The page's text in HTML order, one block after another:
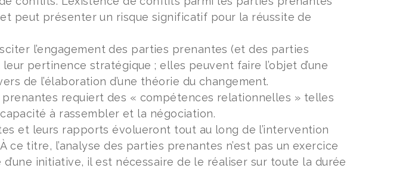
peut présenter un risque significatif pour la réussite de
l’engagement des parties prenantes (et des parties
pertinence stratégique ; elles peuvent faire l’objet d’une
de l’élaboration d’une théorie du changement.
prenantes requiert des « compétences relationnelles » telles
à rassembler et la négociation.
et leurs rapports évolueront tout au long de l’intervention
ce titre, l’analyse des parties prenantes n’est pas un exercice
initiative, il est nécessaire de le réaliser sur toute la durée